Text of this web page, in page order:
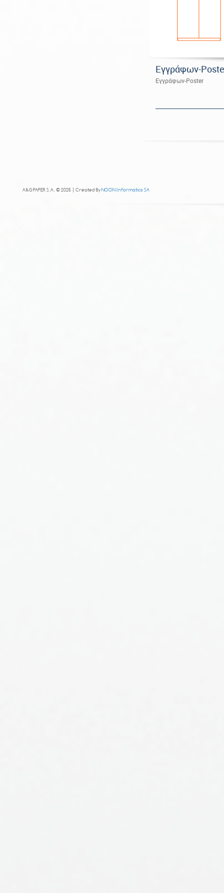
Εγγράφων-
Εγγράφων-Poster
A&G PAPER S.A. © 2025 | Created ByNOON Informatics SA